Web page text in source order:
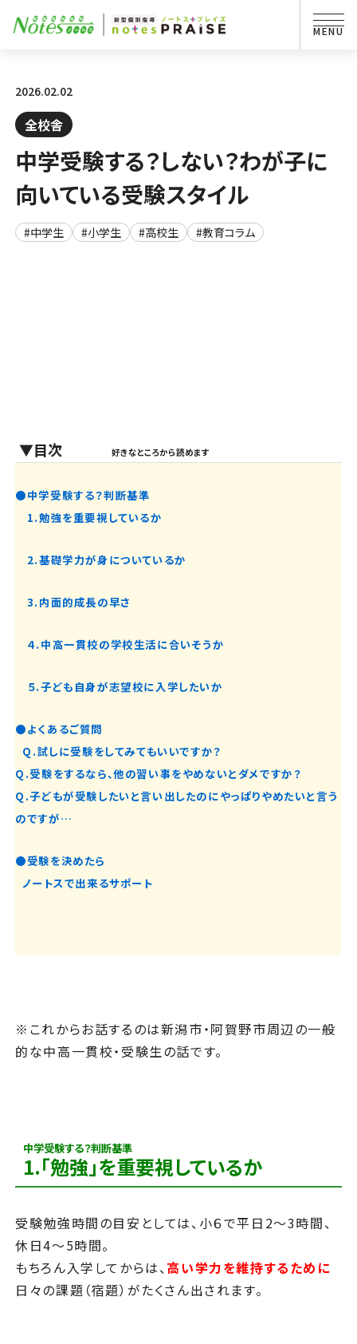
2026.02.02
全校舎
中学受験する？しない？わが子に
向いている受験スタイル
#中学生 #小学生 #高校生 #教育コラム
▼目次好きなところから読めます
●中学受験する？判断基準
1.勉強を重要視しているか
2.基礎学力が身についているか
3.内面的成長の早さ
４.中高一貫校の学校生活に合いそうか
５.子ども自身が志望校に入学したいか
●よくあるご質問
Q.試しに受験をしてみてもいいですか？
Q.受験をするなら、他の習い事をやめないとダメですか？
Q.子どもが受験したいと言い出したのにやっぱりやめたいと言う
のですが…
●受験を決めたら
ノートスで出来るサポート
※これからお話するのは新潟市・阿賀野市周辺の一般
的な中高一貫校・受験生の話です。
中学受験する？判断基準
1.「勉強」を重要視しているか
受験勉強時間の目安としては、小６で平日2～3時間、
休日4～5時間。
もちろん入学してからは、高い学力を維持するために
日々の課題（宿題）がたくさん出されます。